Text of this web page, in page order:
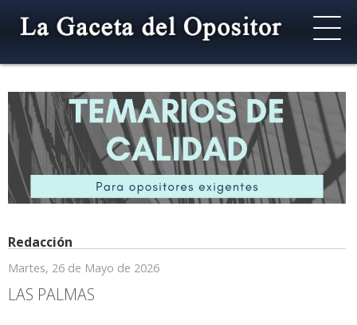
Redacción
Martes, 26 de Mayo de 2026
LAS PALMAS